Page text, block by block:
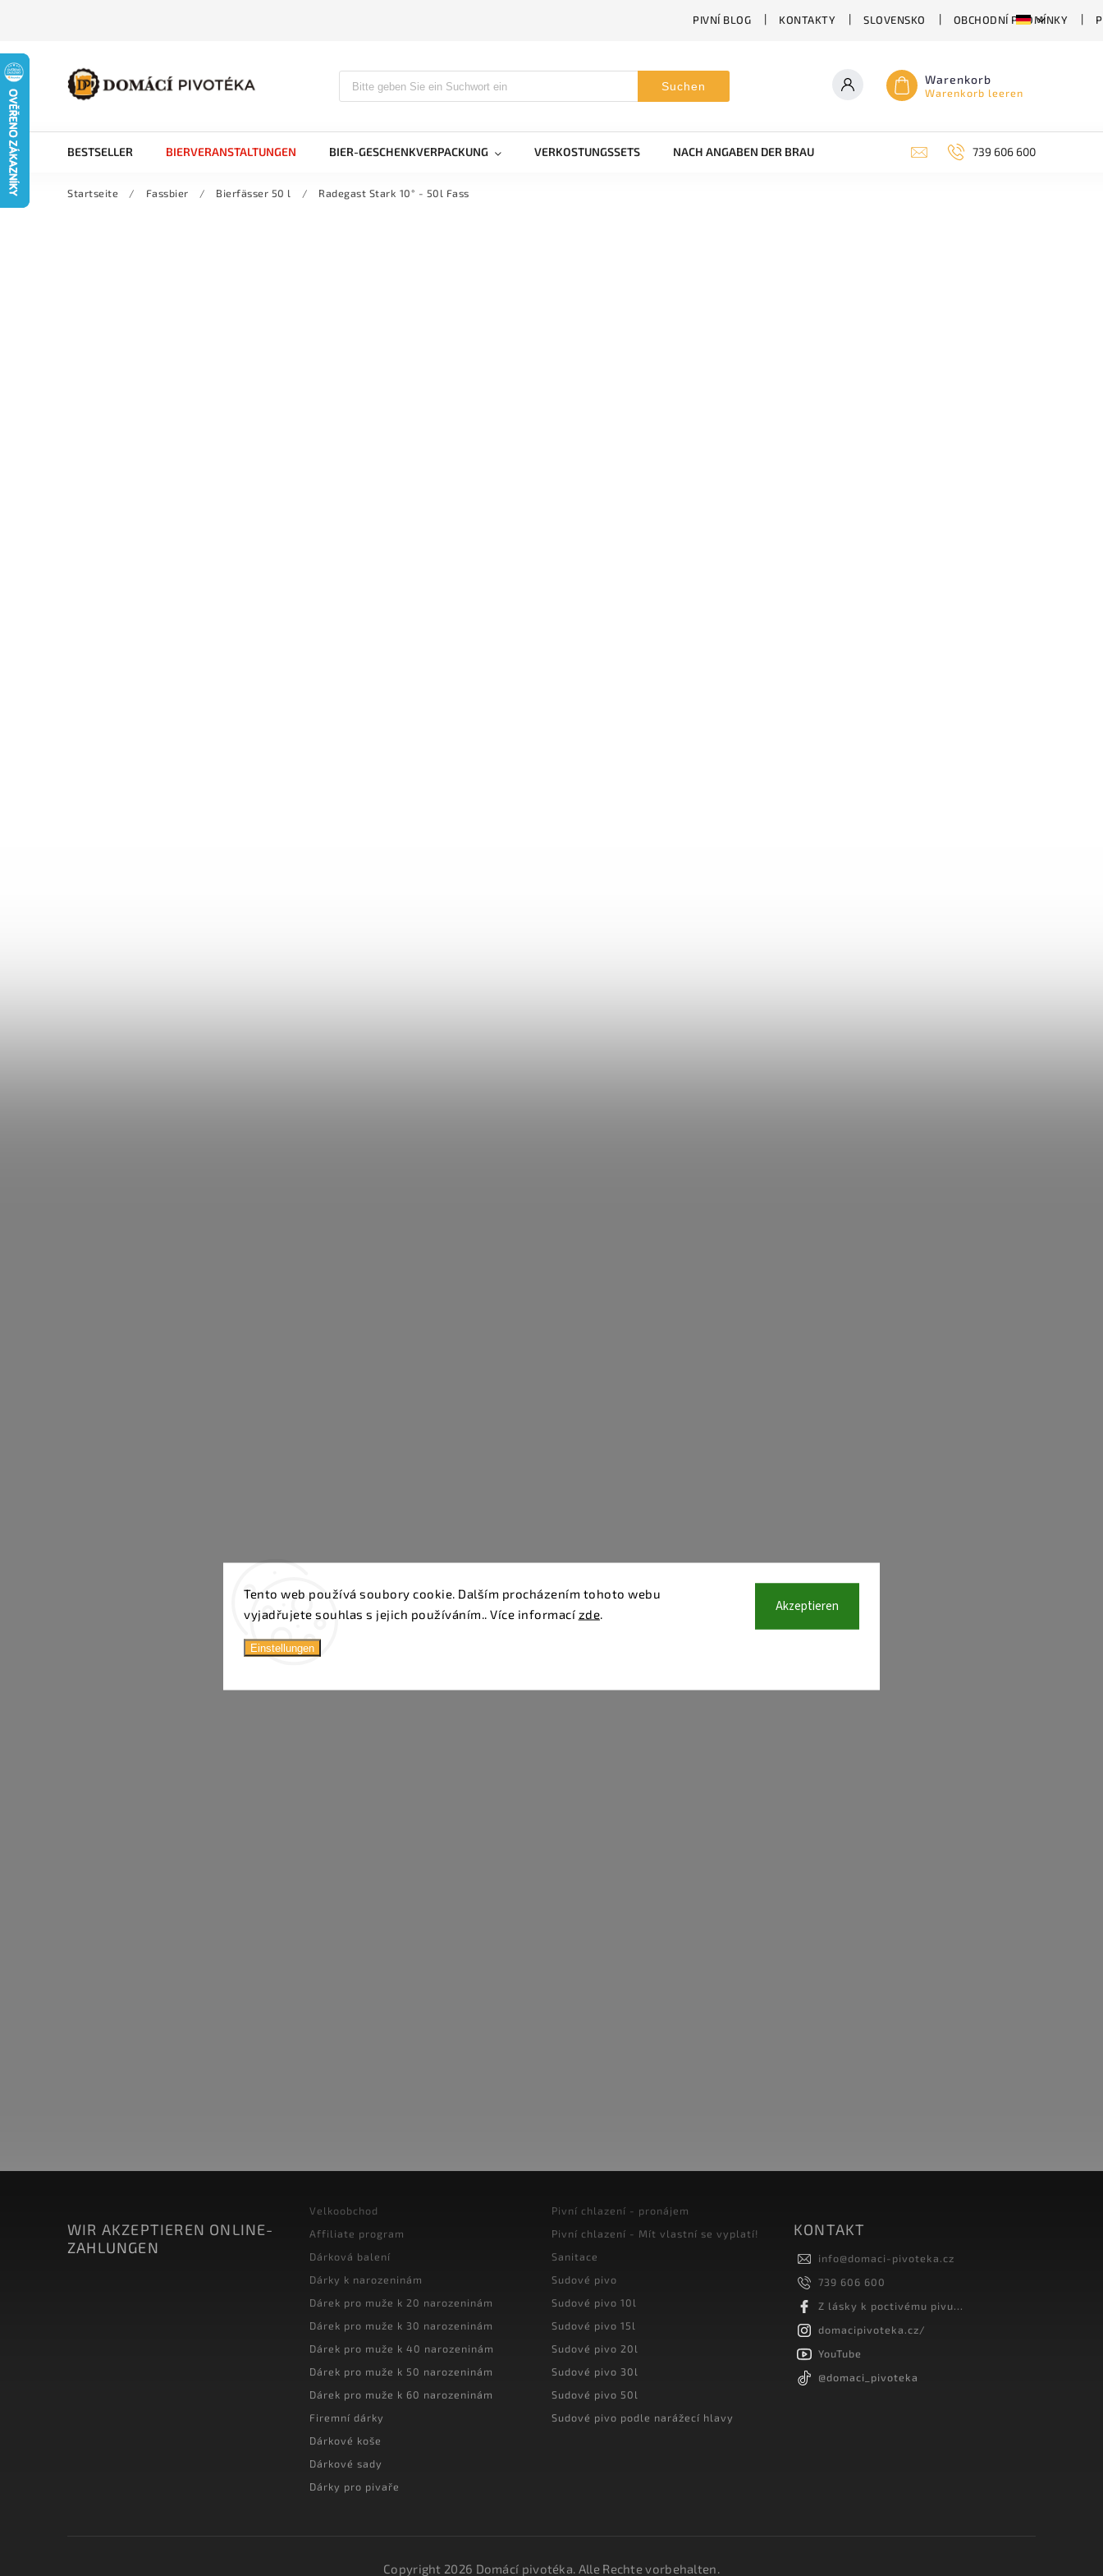
Tento web používá soubory cookie. Dalším procházením tohoto webu
vyjadřujete souhlas s jejich používáním.. Více informací zde
Einstellungen
Akzeptieren
PIVNÍ BLOG KONTAKTY SLOVENSKO OBCHODNÍ PODMÍNKY
Suchen Warenkorb
Warenkorb leeren
BESTSELLER BIERVERANSTALTUNGEN BIER-GESCHENKVERPACKUNG VERKOSTUNGSSETS NACH ANGABEN DER BRAUEREI ABHÄNGIG VON DER BIERSORTE
739 606 600
Startseite / Fassbier / Bierfässer 50 l / Radegast Stark 10° - 50l Fass
WIR AKZEPTIEREN ONLINE-
ZAHLUNGEN
Velkoobchod
Affiliate program
Dárková balení
Dárky k narozeninám
Dárek pro muže k 20 narozeninám
Dárek pro muže k 30 narozeninám
Dárek pro muže k 40 narozeninám
Dárek pro muže k 50 narozeninám
Dárek pro muže k 60 narozeninám
Firemní dárky
Dárkové koše
Dárkové sady
Dárky pro pivaře
Pivní chlazení - pronájem
Pivní chlazení - Mít vlastní se vyplatí!
Sanitace
Sudové pivo
Sudové pivo 10l
Sudové pivo 15l
Sudové pivo 20l
Sudové pivo 30l
Sudové pivo 50l
Sudové pivo podle narážecí hlavy
KONTAKT
info@domaci-pivoteka.cz
739 606 600
Z lásky k poctivému pivu...
domacipivoteka.cz/
YouTube
@domaci_pivoteka
Copyright 2026 Domácí pivotéka. Alle Rechte vorbehalten.